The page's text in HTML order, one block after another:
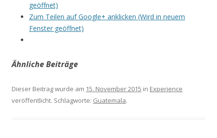
geöffnet)
Zum Teilen auf Google+ anklicken (Wird in neuem
Fenster geöffnet)
Ähnliche Beiträge
Dieser Beitrag wurde am 15. November 2015 in Experience
veröffentlicht. Schlagworte: Guatemala.